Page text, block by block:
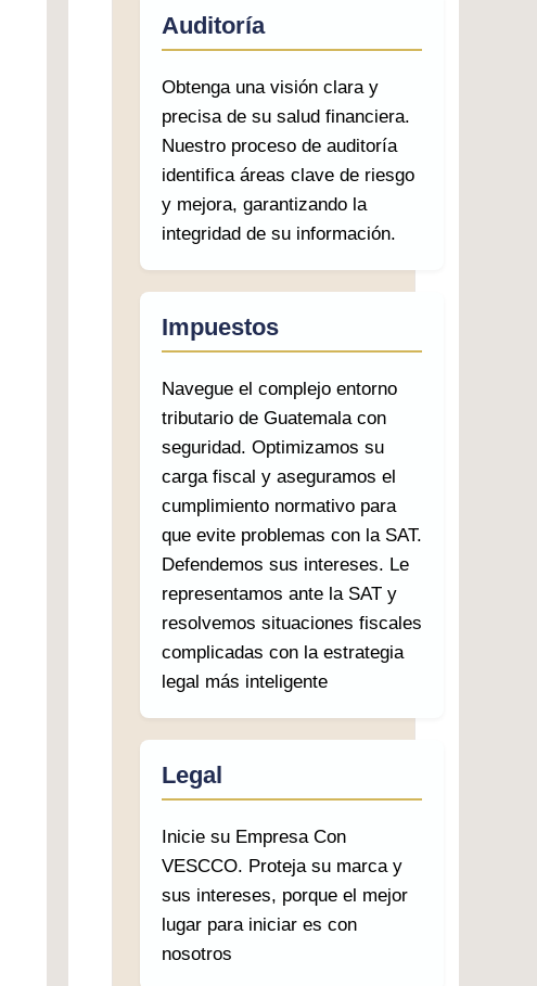
Auditoría
Obtenga una visión clara y
precisa de su salud financiera.
Nuestro proceso de auditoría
identifica áreas clave de riesgo
y mejora, garantizando la
integridad de su información.
Impuestos
Navegue el complejo entorno
tributario de Guatemala con
seguridad. Optimizamos su
carga fiscal y aseguramos el
cumplimiento normativo para
que evite problemas con la SAT.
Defendemos sus intereses. Le
representamos ante la SAT y
resolvemos situaciones fiscales
complicadas con la estrategia
legal más inteligente
Legal
Inicie su Empresa Con
VESCCO. Proteja su marca y
sus intereses, porque el mejor
lugar para iniciar es con
nosotros